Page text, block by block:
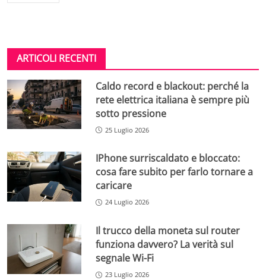
ARTICOLI RECENTI
Caldo record e blackout: perché la
rete elettrica italiana è sempre più
sotto pressione
25 Luglio 2026
IPhone surriscaldato e bloccato:
cosa fare subito per farlo tornare a
caricare
24 Luglio 2026
Il trucco della moneta sul router
funziona davvero? La verità sul
segnale Wi-Fi
23 Luglio 2026